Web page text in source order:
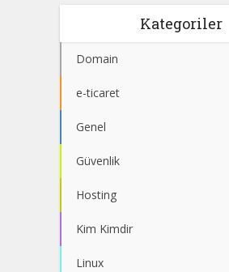
Kategoriler
Domain
e-ticaret
Genel
Güvenlik
Hosting
Kim Kimdir
Linux